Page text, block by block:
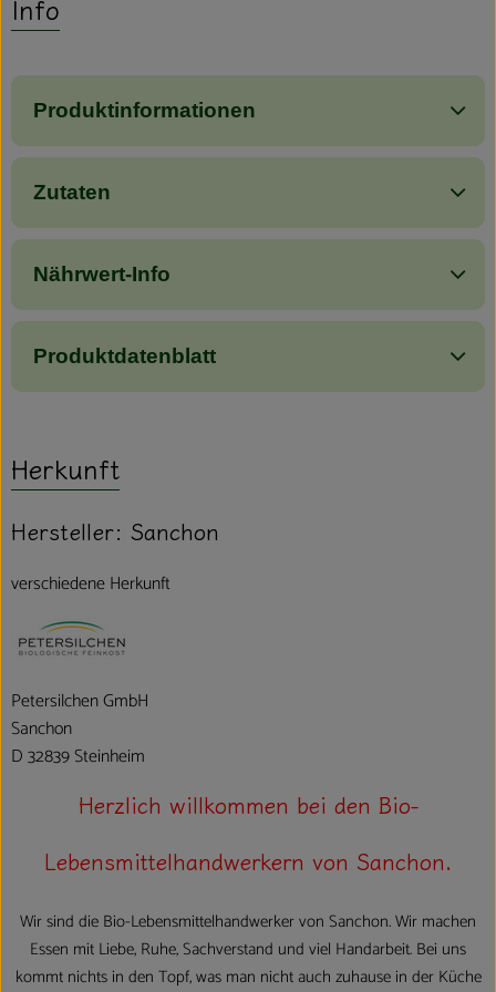
Info
Produktinformationen
Zutaten
Nährwert-Info
Produktdatenblatt
Herkunft
Hersteller: Sanchon
verschiedene Herkunft
Petersilchen GmbH
Sanchon
D 32839 Steinheim
Herzlich willkommen bei den Bio-
Lebensmittelhandwerkern von Sanchon.
Wir sind die Bio-Lebensmittelhandwerker von Sanchon. Wir machen
Essen mit Liebe, Ruhe, Sachverstand und viel Handarbeit. Bei uns
kommt nichts in den Topf, was man nicht auch zuhause in der Küche